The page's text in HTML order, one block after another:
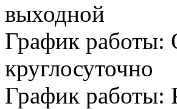
выходной
График работы:
круглосуточно
График работы: